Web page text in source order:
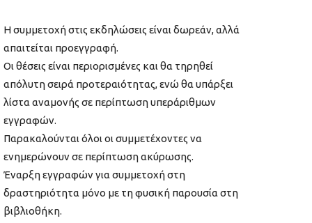
Η συμμετοχή στις εκδηλώσεις είναι δωρεάν, αλλά
απαιτείται προεγγραφή.
Οι θέσεις είναι περιορισμένες και θα τηρηθεί
απόλυτη σειρά προτεραιότητας, ενώ θα υπάρξει
λίστα αναμονής σε περίπτωση υπεράριθμων
εγγραφών.
Παρακαλούνται όλοι οι συμμετέχοντες να
ενημερώνουν σε περίπτωση ακύρωσης.
Έναρξη εγγραφών για συμμετοχή στη
δραστηριότητα μόνο με τη φυσική παρουσία στη
βιβλιοθήκη.